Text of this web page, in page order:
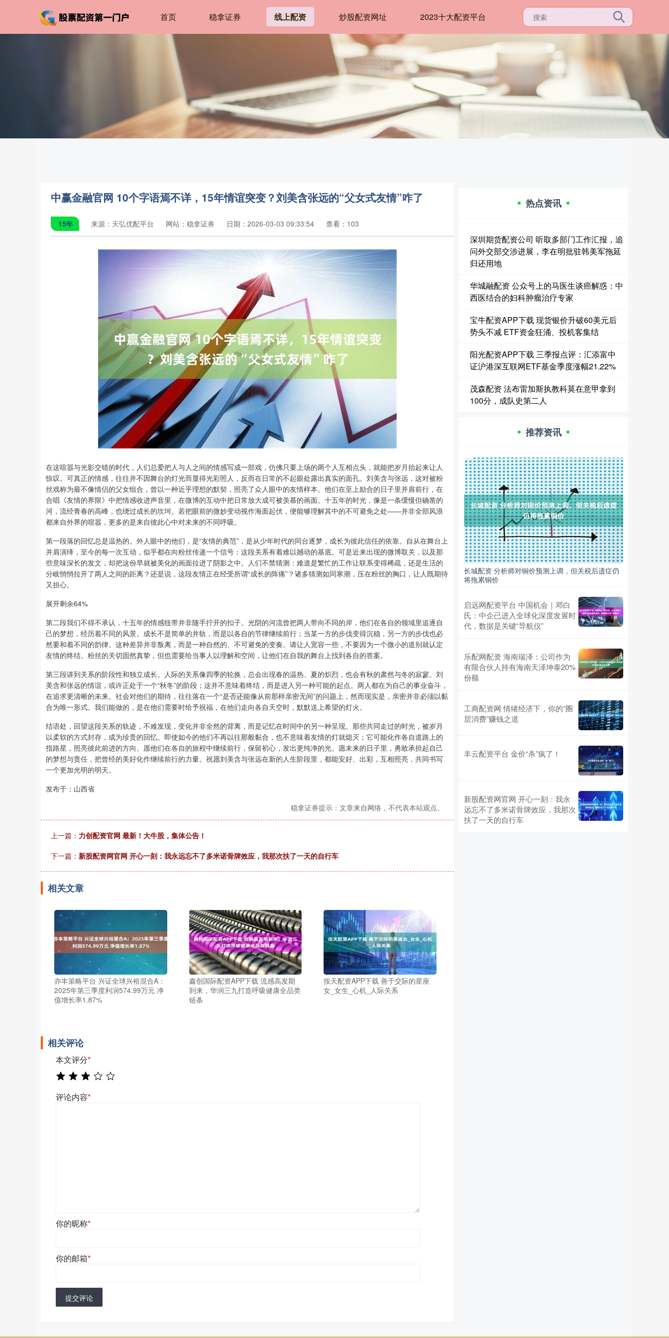
首页 稳拿证券 线上配资 炒股配资网址 2023十大配资平台
中赢金融官网 10个字语焉不详，15年情谊突变？刘美含张远的“父女式友情”咋了
15年 来源：天弘优配平台 网站：稳拿证券 日期：2026-03-03 09:33:54 查看：103
在这喧嚣与光影交错的时代，人们总爱把人与人之间的情感写成一部戏，仿佛只要上场的两个人互相点头，就能把岁月抬起来让人
惊叹。可真正的情感，往往并不因舞台的灯光而显得光彩照人，反而在日常的不起眼处露出真实的面孔。刘美含与张远，这对被粉
丝戏称为最不像情侣的父女组合，曾以一种近乎理想的默契，照亮了众人眼中的友情样本。他们在至上励合的日子里并肩前行，在
合唱《友情的界限》中把情感收进声音里，在微博的互动中把日常放大成可被羡慕的画面。十五年的时光，像是一条缓慢但确凿的
河，流经青春的高峰，也绕过成长的坎坷。若把眼前的微妙变动视作海面起伏，便能够理解其中的不可避免之处——并非全部风浪
都来自外界的喧嚣，更多的是来自彼此心中对未来的不同呼吸。
第一段落的回忆总是温热的。外人眼中的他们，是“友情的典范”，是从少年时代的同台逐梦，成长为彼此信任的依靠。自从在舞台上
并肩演绎，至今的每一次互动，似乎都在向粉丝传递一个信号：这段关系有着难以撼动的基底。可是近来出现的微博取关，以及那
些意味深长的发文，却把这份早就被美化的画面拉进了阴影之中。人们不禁猜测：难道是繁忙的工作让联系变得稀疏，还是生活的
分岐悄悄拉开了两人之间的距离？还是说，这段友情正在经受所谓“成长的阵痛”？诸多猜测如同寒潮，压在粉丝的胸口，让人既期待
又担心。
展开剩余64%
第二段我们不得不承认，十五年的情感纽带并非随手拧开的扣子。光阴的河流曾把两人带向不同的岸，他们在各自的领域里追逐自
己的梦想，经历着不同的风景。成长不是简单的并轨，而是以各自的节律继续前行；当某一方的步伐变得沉稳，另一方的步伐也必
然要和着不同的韵律。这种差异并非叛离，而是一种自然的、不可避免的变奏。请让人宽容一些，不要因为一个微小的道别就认定
友情的终结。粉丝的关切固然真挚，但也需要给当事人以理解和空间，让他们在自我的舞台上找到各自的答案。
第三段讲到关系的阶段性和独立成长。人际的关系像四季的轮换，总会出现春的温热、夏的炽烈，也会有秋的肃然与冬的寂寥。刘
美含和张远的情谊，或许正处于一个“秋冬”的阶段；这并不意味着终结，而是进入另一种可能的起点。两人都在为自己的事业奋斗，
在追求更清晰的未来。社会对他们的期待，往往落在一个“是否还能像从前那样亲密无间”的问题上，然而现实是，亲密并非必须以黏
合为唯一形式。我们能做的，是在他们需要时给予祝福，在他们走向各自天空时，默默送上希望的灯火。
结语处，回望这段关系的轨迹，不难发现，变化并非全然的背离，而是记忆在时间中的另一种呈现。那些共同走过的时光，被岁月
以柔软的方式封存，成为珍贵的回忆。即使如今的他们不再以往那般黏合，也不意味着友情的灯就熄灭；它可能化作各自道路上的
指路星，照亮彼此前进的方向。愿他们在各自的旅程中继续前行，保留初心，发出更纯净的光。愿未来的日子里，勇敢承担起自己
的梦想与责任，把曾经的美好化作继续前行的力量。祝愿刘美含与张远在新的人生阶段里，都能安好、出彩，互相照亮，共同书写
一个更加光明的明天。
发布于：山西省
稳拿证券提示：文章来自网络，不代表本站观点。
上一篇： 力创配资官网 最新！大牛股，集体公告！
下一篇： 新股配资网官网 开心一刻：我永远忘不了多米诺骨牌效应，我那次扶了一天的自行车
相关文章
亦丰策略平台 兴证全球兴裕混合A：
2025年第三季度利润574.99万元 净
值增长率1.87%
鑫创国际配资APP下载 流感高发期
到来，华润三九打造呼吸健康全品类
链条
按天配资APP下载 善于交际的星座
女_女生_心机_人际关系
相关评论
本文评分*
评论内容*
你的昵称*
你的邮箱*
提交评论
热点资讯
深圳期货配资公司 听取多部门工作汇报，追
问外交部交涉进展，李在明批驻韩美军拖延
归还用地
华城融配资 公众号上的马医生谈癌解惑：中
西医结合的妇科肿瘤治疗专家
宝牛配资APP下载 现货银价升破60美元后
势头不减 ETF资金狂涌、投机客集结
阳光配资APP下载 三季报点评：汇添富中
证沪港深互联网ETF基金季度涨幅21.22%
茂森配资 法布雷加斯执教科莫在意甲拿到
100分，成队史第二人
推荐资讯
长城配资 分析师对铜价预测上调，但关税后遗症仍
将拖累铜价
启远网配资平台 中国机会｜邓白
氏：中企已进入全球化深度发展时
代，数据是关键“导航仪”
乐配网配资 海南瑞泽：公司作为
有限合伙人持有海南天泽坤泰20%
份额
工商配资网 情绪经济下，你的“圈
层消费”赚钱之道
丰云配资平台 金价“杀”疯了！
新股配资网官网 开心一刻：我永
远忘不了多米诺骨牌效应，我那次
扶了一天的自行车